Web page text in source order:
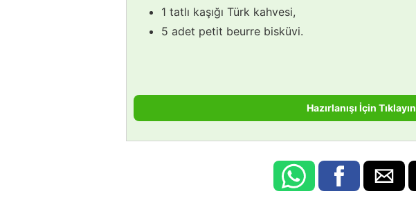
1 tatlı kaşığı Türk kahvesi,
5 adet petit beurre bisküvi.
Hazırlanışı İçin Tıklayın